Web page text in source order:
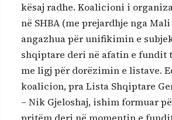
kësaj radhe. Koalicioni i
në SHBA (me prejardhje nga
angazhua për unifikimin e
shqiptare deri në afatin e fundit
me ligj për dorëzimin e listave.
koalicion, pra Lista Shqiptare
– Nik Gjeloshaj, ishim formuar